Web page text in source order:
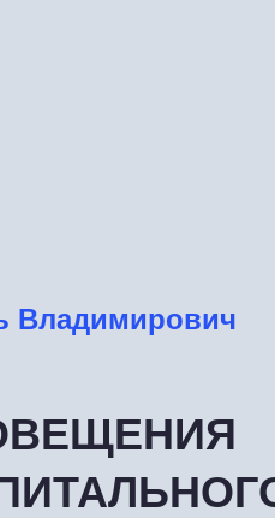
Владимирович